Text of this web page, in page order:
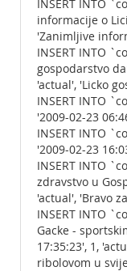
INSERT INTO
informacije o
'Zanimljive
INSERT INTO
gospodarstvo
'actual', 'Licko
INSERT INTO
'2009-02-23
INSERT INTO
'2009-02-23
INSERT INTO
zdravstvo u
'actual', 'Bravo
INSERT INTO
Gacke -
17:35:23', 1,
ribolovom u